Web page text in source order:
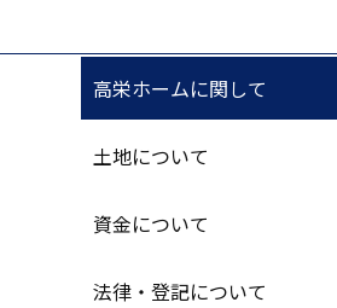
高栄ホームに関して
土地について
資金について
法律・登記について